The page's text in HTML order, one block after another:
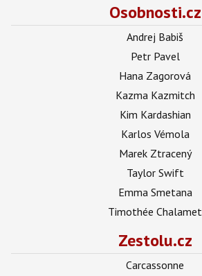
Osobnosti.cz
Andrej Babiš
Petr Pavel
Hana Zagorová
Kazma Kazmitch
Kim Kardashian
Karlos Vémola
Marek Ztracený
Taylor Swift
Emma Smetana
Timothée Chalamet
Zestolu.cz
Carcassonne